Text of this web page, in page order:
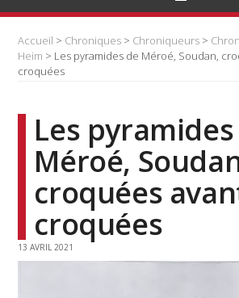
Accueil > Chroniques > Chroniqueurs >
Heim > Les pyramides de Méroé, Soudan,
croquées
Les
Méroé,
croquées
croquées
13 AVRIL 2021